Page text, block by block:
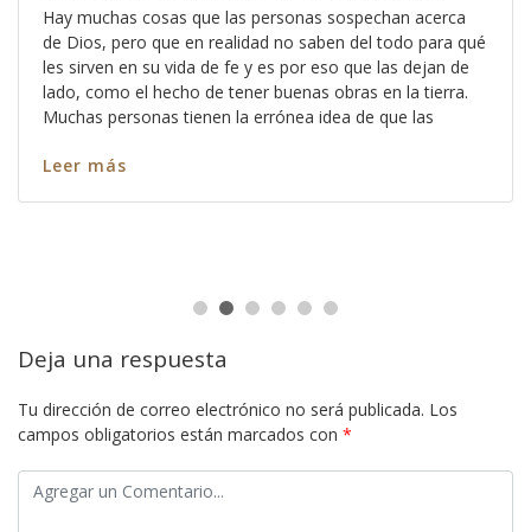
Hay muchas cosas que las personas sospechan acerca
de Dios, pero que en realidad no saben del todo para qué
les sirven en su vida de fe y es por eso que las dejan de
lado, como el hecho de tener buenas obras en la tierra.
Muchas personas tienen la errónea idea de que las
Leer más
Deja una respuesta
Tu dirección de correo electrónico no será publicada. Los
campos obligatorios están marcados con *